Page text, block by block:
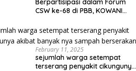
Berpartisipasi dalam Forum
CSW ke-68 di PBB, KOWANI
Implementasi Asta Cita
February 11, 2025
sejumlah warga setempat
terserang penyakit cikungunya